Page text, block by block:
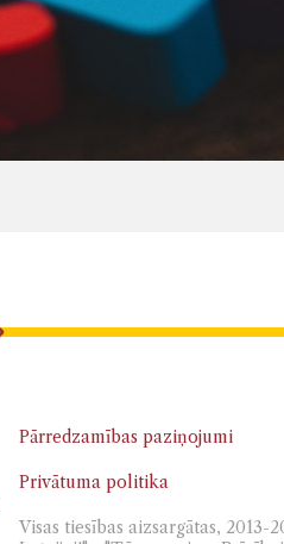
Pārredzamības paziņojumi
Privātuma politika
Visas tiesības aizsargātas,